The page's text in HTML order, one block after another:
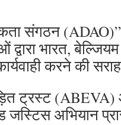
संगठन
द्वारा भारत,
करने की
ट्रस्ट (ABEVA)
अभियान